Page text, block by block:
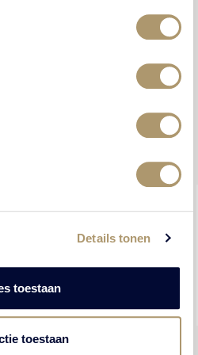
Details tonen
toestaan
toestaan
die ik niet wist.
Carla